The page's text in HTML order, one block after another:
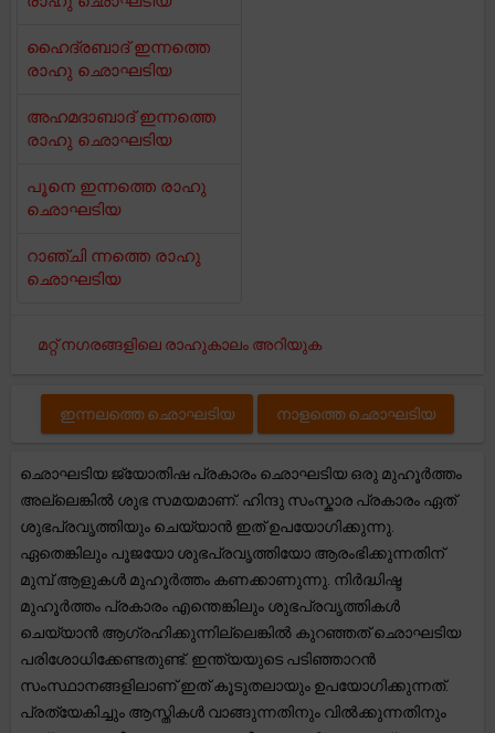
ഹൈദ്രബാദ് ഇന്നത്തെ
രാഹു ഛൊഘടിയ
അഹമദാബാദ് ഇന്നത്തെ
രാഹു ഛൊഘടിയ
പൂനെ ഇന്നത്തെ രാഹു
ഛൊഘടിയ
റാഞ്ചി ന്നത്തെ രാഹു
ഛൊഘടിയ
മറ്റ് നഗരങ്ങളിലെ രാഹുകാലം അറിയുക
ഇന്നലത്തെ ഛൊഘടിയ നാളത്തെ ഛൊഘടിയ
ഛൊഘടിയ ജ്യോതിഷ പ്രകാരം ഛൊഘടിയ ഒരു മുഹൂർത്തം
അല്ലെങ്കിൽ ശുഭ സമയമാണ്. ഹിന്ദു സംസ്കാര പ്രകാരം ഏത്
ശുഭപ്രവൃത്തിയും ചെയ്യാൻ ഇത് ഉപയോഗിക്കുന്നു.
ഏതെങ്കിലും പൂജയോ ശുഭപ്രവൃത്തിയോ ആരംഭിക്കുന്നതിന്
മുമ്പ് ആളുകൾ മുഹൂർത്തം കണക്കാണുന്നു. നിർദ്ധിഷ്ട
മുഹൂർത്തം പ്രകാരം എന്തെങ്കിലും ശുഭപ്രവൃത്തികൾ
ചെയ്യാൻ ആഗ്രഹിക്കുന്നില്ലെങ്കിൽ കുറഞ്ഞത് ഛൊഘടിയ
പരിശോധിക്കേണ്ടതുണ്ട്. ഇന്ത്യയുടെ പടിഞ്ഞാറൻ
സംസ്ഥാനങ്ങളിലാണ് ഇത് കൂടുതലായും ഉപയോഗിക്കുന്നത്.
പ്രത്യേകിച്ചും ആസ്തികൾ വാങ്ങുന്നതിനും വിൽക്കുന്നതിനും